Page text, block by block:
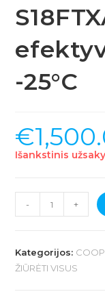
-25°C
€
Išankstinis
-
produkto
kiekis:
SUPREME
+
Kategorijos:
ŽIŪRĖTI VISUS